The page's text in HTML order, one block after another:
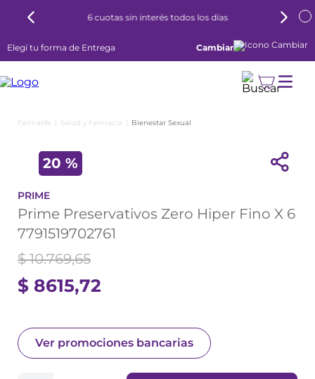
6 cuotas sin interés todos los días
Elegí tu forma de Entrega Cambiar
Salud y Farmacia Bienestar Sexual
20 %
PRIME
Prime Preservativos Zero Hiper Fino X 6
7791519702761
$ 8615,72
$ 10.769,65
Ver promociones bancarias